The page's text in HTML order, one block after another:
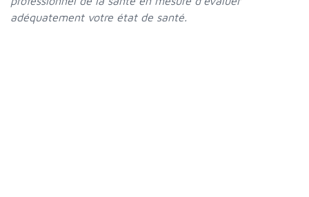
adéquatement votre état de santé.